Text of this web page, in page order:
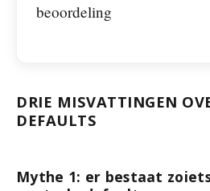
beoordeling
DRIE MISVATTINGEN
DEFAULTS
Mythe 1: er bestaat